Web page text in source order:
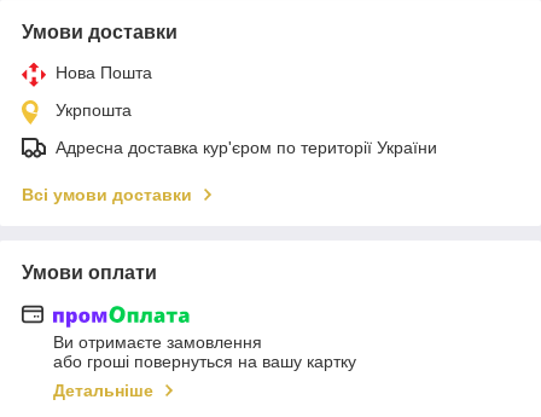
Умови доставки
Нова Пошта
Укрпошта
Адресна доставка кур'єром по території України
Всі умови доставки
Умови оплати
Ви отримаєте замовлення
або гроші повернуться на вашу картку
Детальніше